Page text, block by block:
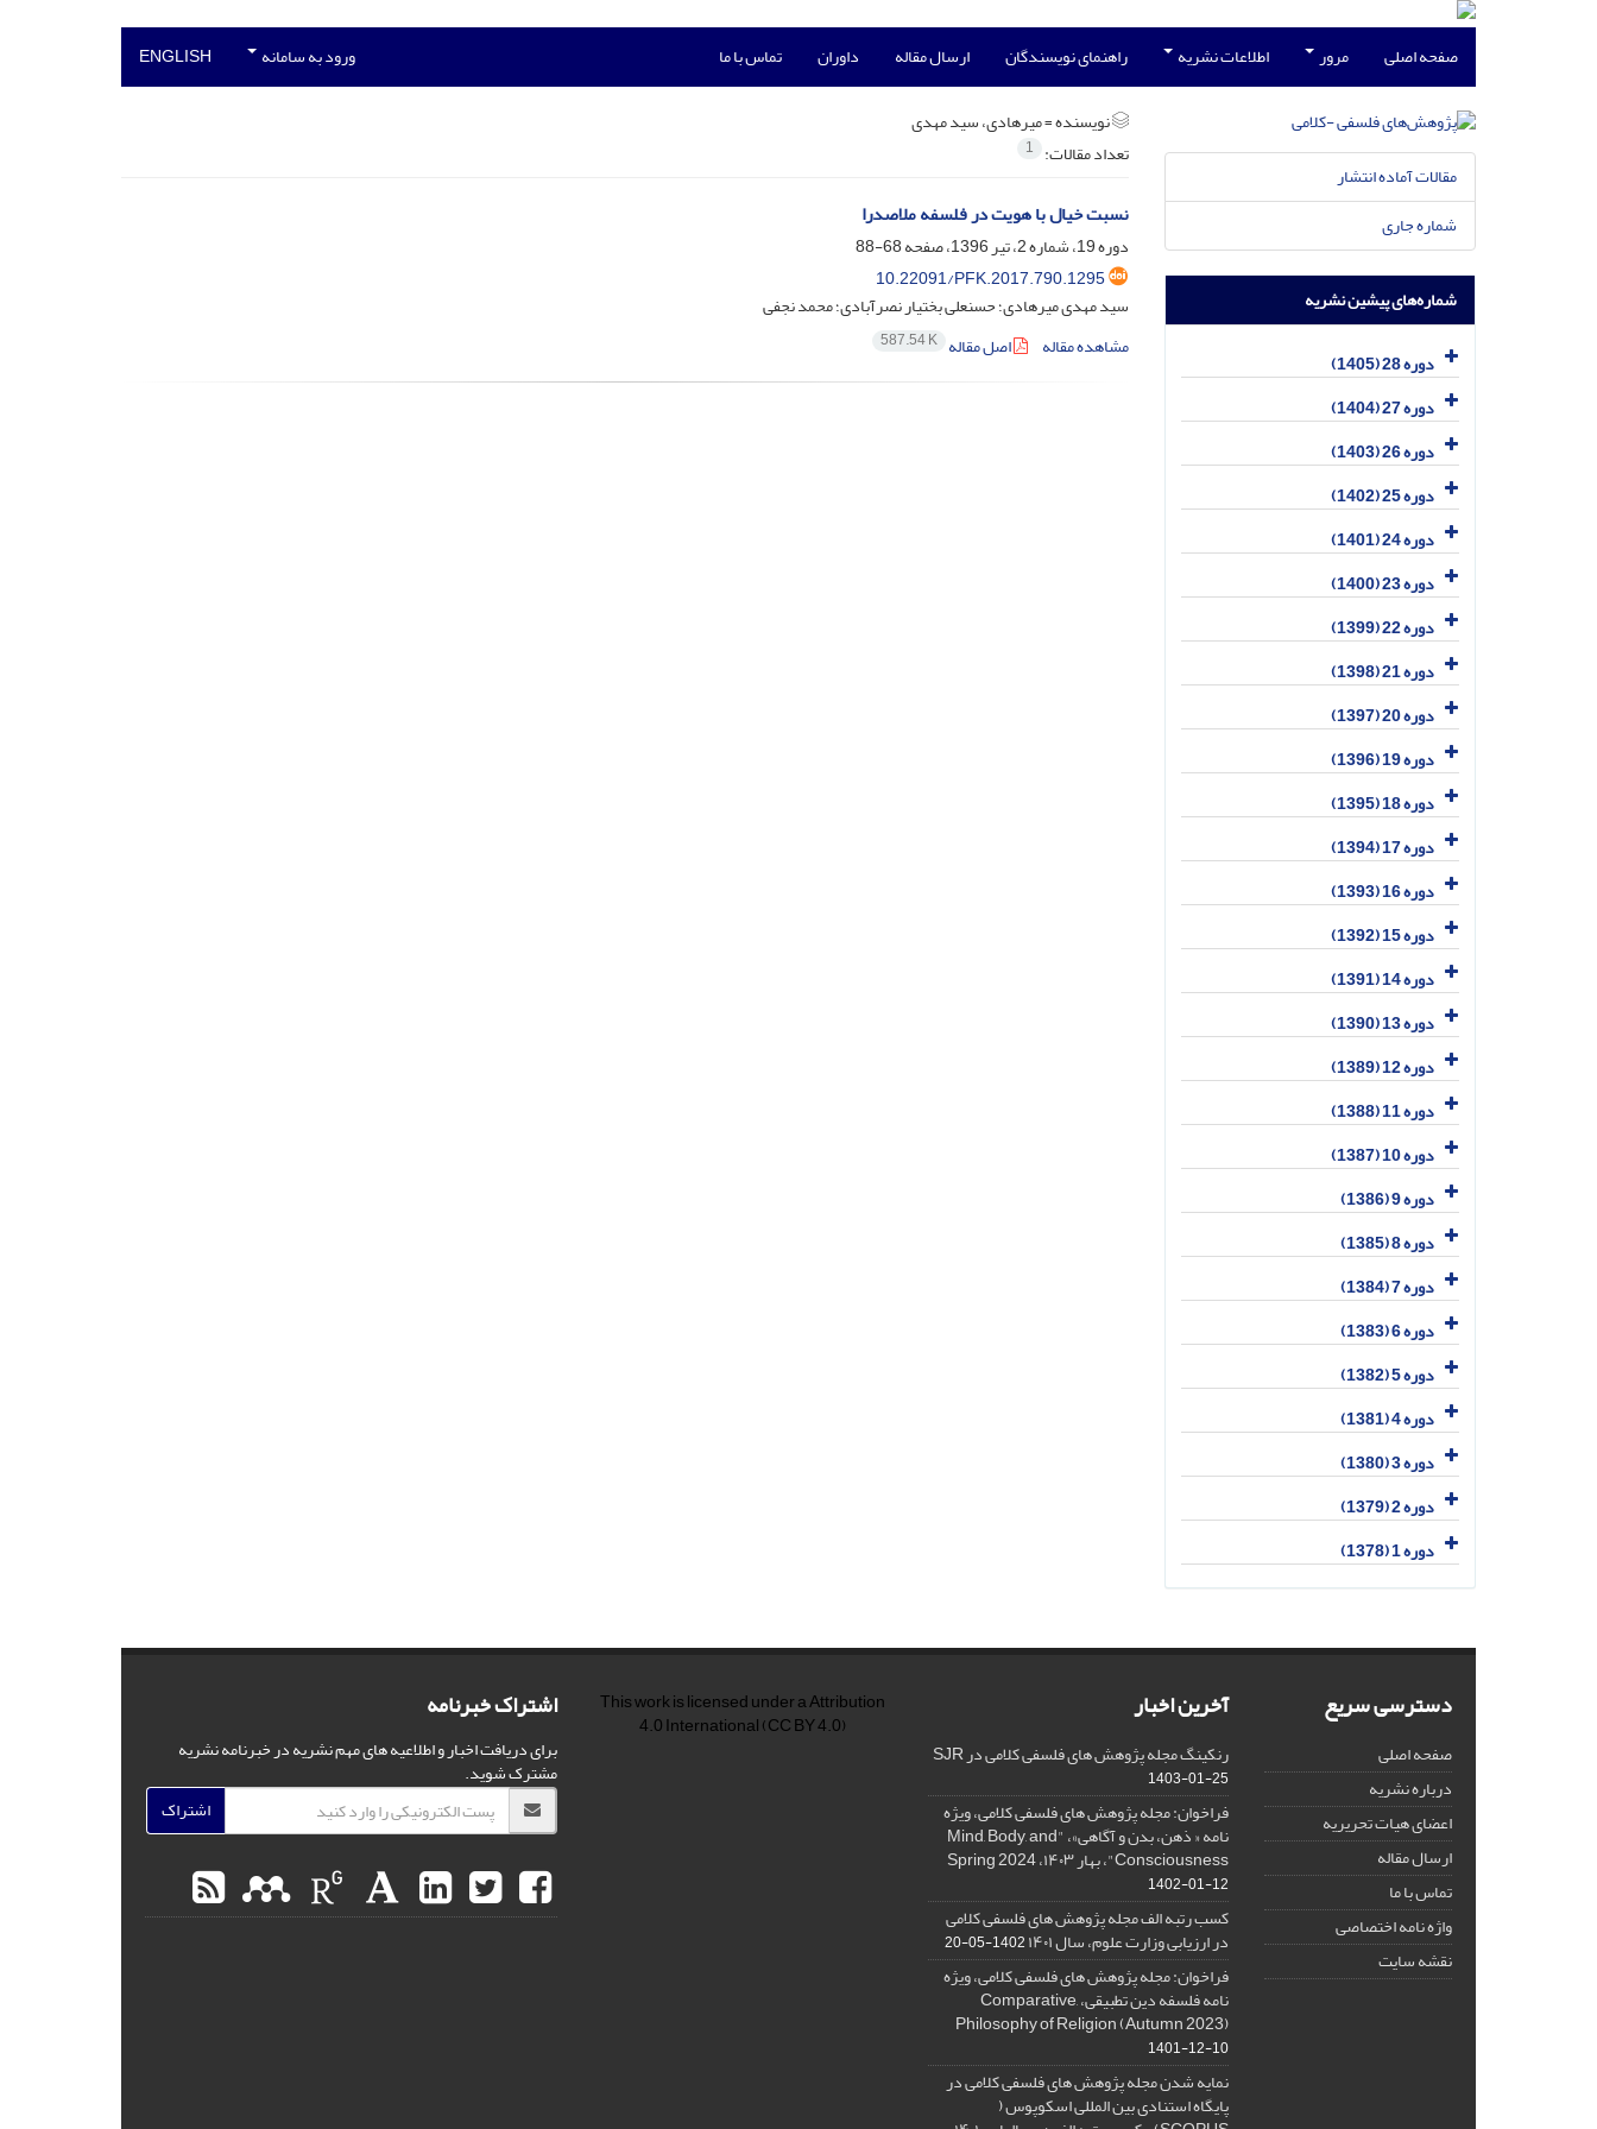
صفحه اصلی مرور اطلاعات نشریه راهنمای نویسندگان ارسال مقاله داوران تماس با ما ورود به سامانه ENGLISH
نویسنده =میرهادی، سید مهدی
تعداد مقالات: 1
نسبت خیال با هویت در فلسفه ملاصدرا
دوره 19، شماره 2، تیر 1396، صفحه
68-88
10.22091/PFK.2017.790.1295
سید مهدی میرهادی؛ حسنعلی بختیار نصرآبادی؛ محمد نجفی
مشاهده مقاله
اصل مقاله 587.54 K
مقالات آماده انتشار
شماره جاری
شماره‌های پیشین نشریه
دوره 28 (1405)
دوره 27 (1404)
دوره 26 (1403)
دوره 25 (1402)
دوره 24 (1401)
دوره 23 (1400)
دوره 22 (1399)
دوره 21 (1398)
دوره 20 (1397)
دوره 19 (1396)
دوره 18 (1395)
دوره 17 (1394)
دوره 16 (1393)
دوره 15 (1392)
دوره 14 (1391)
دوره 13 (1390)
دوره 12 (1389)
دوره 11 (1388)
دوره 10 (1387)
دوره 9 (1386)
دوره 8 (1385)
دوره 7 (1384)
دوره 6 (1383)
دوره 5 (1382)
دوره 4 (1381)
دوره 3 (1380)
دوره 2 (1379)
دوره 1 (1378)
دسترسی سریع
صفحه اصلی
درباره نشریه
اعضای هیات تحریریه
ارسال مقاله
تماس با ما
واژه نامه اختصاصی
نقشه سایت
آخرین اخبار
رنکینگ مجله پژوهش های فلسفی کلامی در SJR
1403-01-25
فراخوان: مجله پژوهش های فلسفی کلامی، ویژه
نامه « ذهن، بدن و آگاهی»، "Mind, Body, and
Consciousness"، بهار ۱۴۰۳، Spring 2024
1402-01-12
کسب رتبه الف مجله پژوهش های فلسفی کلامی
در ارزیابی وزارت علوم، سال ۱۴۰۱ 1402-05-20
فراخوان: مجله پژوهش های فلسفی کلامی، ویژه
نامه فلسفه دین تطبیقی، ,Comparative
Philosophy of Religion (Autumn 2023)
1401-12-10
نمایه شدن مجله پژوهش های فلسفی کلامی در
پایگاه استنادی بین المللی اسکوپوس (
This work is licensed under aAttribution
4.0 International(CC BY 4.0) اشتراک خبرنامه
برای دریافت اخبار و اطلاعیه های مهم نشریه در خبرنامه نشریه
مشترک شوید.
اشتراک